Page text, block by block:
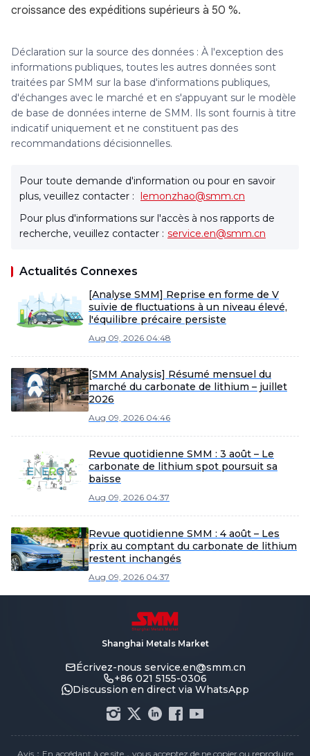
croissance des expéditions supérieurs à 50 %.
Déclaration sur la source des données : À l'exception des
informations publiques, toutes les autres données sont
traitées par SMM sur la base d'informations publiques,
d'échanges avec le marché et en s'appuyant sur le modèle
de base de données interne de SMM. Ils sont fournis à titre
indicatif uniquement et ne constituent pas des
recommandations décisionnelles.
Pour toute demande d'information ou pour en savoir
plus, veuillez contacter : lemonzhao@smm.cn
Pour plus d'informations sur l'accès à nos rapports de
recherche, veuillez contacter : service.en@smm.cn
Actualités Connexes
[Analyse SMM] Reprise en forme de V
suivie de fluctuations à un niveau élevé,
l'équilibre précaire persiste
Aug 09, 2026 04:48
[SMM Analysis] Résumé mensuel du
marché du carbonate de lithium – juillet
2026
Aug 09, 2026 04:46
Revue quotidienne SMM : 3 août – Le
carbonate de lithium spot poursuit sa
baisse
Aug 09, 2026 04:37
Revue quotidienne SMM : 4 août – Les
prix au comptant du carbonate de lithium
restent inchangés
Aug 09, 2026 04:37
Shanghai Metals Market
Écrivez-nous service.en@smm.cn
+86 021 5155-0306
Discussion en direct via WhatsApp
Avis：En accédant à ce site，vous acceptez de ne copier ou reproduire